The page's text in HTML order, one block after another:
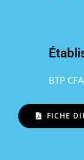
BTP
FICHE